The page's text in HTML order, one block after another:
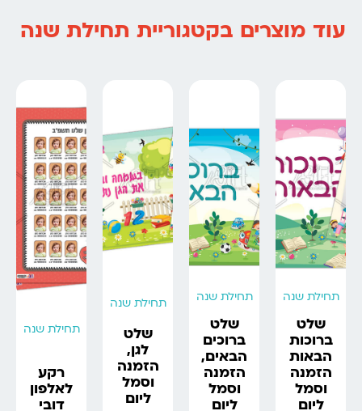
עוד מוצרים בקטגוריית תחילת שנה
תחילת שנה
שלט
ברוכות
הבאות
הזמנה
וסמל
ליום
תחילת שנה
שלט
ברוכים
הבאים,
הזמנה
וסמל
ליום
תחילת שנה
שלט
לגן,
הזמנה
וסמל
ליום
תחילת שנה
רקע
לאלפון
דובי